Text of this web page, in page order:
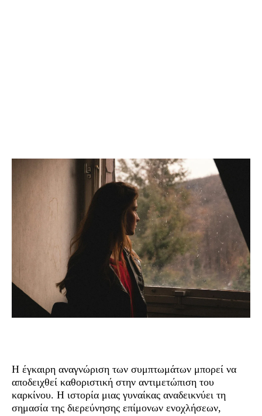
Η έγκαιρη αναγνώριση των συμπτωμάτων μπορεί να
αποδειχθεί καθοριστική στην αντιμετώπιση του
καρκίνου. Η ιστορία μιας γυναίκας αναδεικνύει τη
σημασία της διερεύνησης επίμονων ενοχλήσεων,